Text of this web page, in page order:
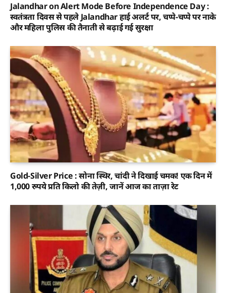
Jalandhar on Alert Mode Before Independence Day :
स्वतंत्रता दिवस से पहले Jalandhar हाई अलर्ट पर, चप्पे-चप्पे पर नाके
और महिला पुलिस की तैनाती से बढ़ाई गई सुरक्षा
Gold-Silver Price : सोना स्थिर, चांदी ने दिखाई चमक! एक दिन में
1,000 रुपये प्रति किलो की तेज़ी, जानें आज का ताज़ा रेट